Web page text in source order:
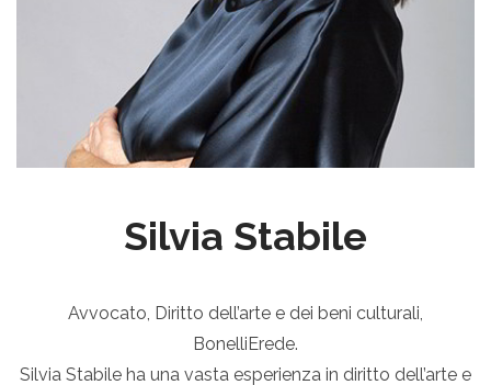
Silvia Stabile
Avvocato, Diritto dell’arte e dei beni culturali,
BonelliErede.
Silvia Stabile ha una vasta esperienza in diritto dell’arte e